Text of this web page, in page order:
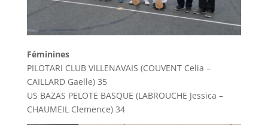
Féminines
PILOTARI CLUB VILLENAVAIS (COUVENT Celia –
CAILLARD Gaelle) 35
US BAZAS PELOTE BASQUE (LABROUCHE Jessica –
CHAUMEIL Clemence) 34